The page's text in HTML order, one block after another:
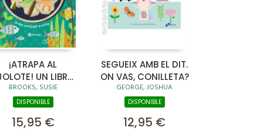
¡ATRAPA AL
UN LIBRO
PARA JUGAR Y
CONTAR
BROOKS, SUSIE
DISPONIBLE
15,95 €
SEGUEIX AMB EL DIT.
ON VAS, CONILLETA?
GEORGE, JOSHUA
DISPONIBLE
12,95 €